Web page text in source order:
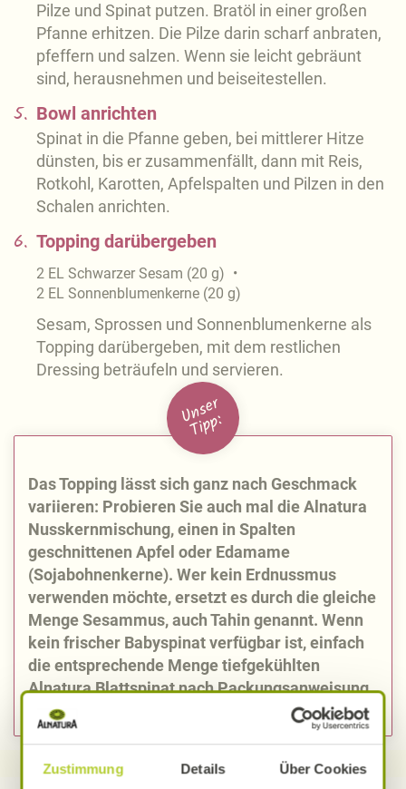
Zustimmung Details Über Cookies
Pilze und Spinat putzen. Bratöl in einer großen
Pfanne erhitzen. Die Pilze darin scharf anbraten,
pfeffern und salzen. Wenn sie leicht gebräunt
sind, herausnehmen und beiseitestellen.
5. Bowl anrichten
Spinat in die Pfanne geben, bei mittlerer Hitze
dünsten, bis er zusammenfällt, dann mit Reis,
Rotkohl, Karotten, Apfelspalten und Pilzen in den
Schalen anrichten.
6. Topping darübergeben
2 EL Schwarzer Sesam (20 g)
2 EL Sonnenblumenkerne (20 g)
Sesam, Sprossen und Sonnenblumenkerne als
Topping darübergeben, mit dem restlichen
Dressing beträufeln und servieren.
U
n
s
e
r
Ti
p
p:
Das Topping lässt sich ganz nach Geschmack
variieren: Probieren Sie auch mal die Alnatura
Nusskernmischung, einen in Spalten
geschnittenen Apfel oder Edamame
(Sojabohnenkerne). Wer kein Erdnussmus
verwenden möchte, ersetzt es durch die gleiche
Menge Sesammus, auch Tahin genannt. Wenn
kein frischer Babyspinat verfügbar ist, einfach
die entsprechende Menge tiefgekühlten
Alnatura Blattspinat nach Packungsanweisung
zubereiten und in der Bowl anrichten.